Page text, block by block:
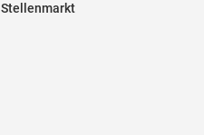
Stellenmarkt